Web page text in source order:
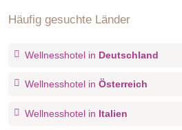
Häufig gesuchte Länder
Wellnesshotel in Deutschland
Wellnesshotel in Österreich
Wellnesshotel in Italien